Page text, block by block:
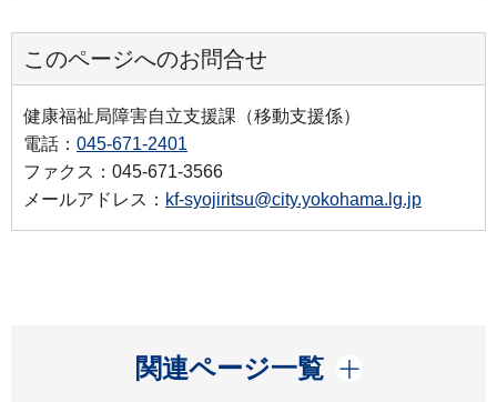
このページへのお問合せ
健康福祉局障害自立支援課（移動支援係）
電話： 045-671-2401
ファクス：045-671-3566
メールアドレス： kf-syojiritsu@city.yokohama.lg.jp
関連ページ一覧
開く